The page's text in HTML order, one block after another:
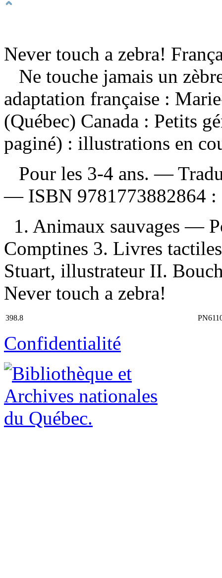
Never touch a zebra!
Ne touche jamais un
adaptation française :
(Québec) Canada : Petits
paginé) : illustrations en
Pour les 3-4 ans. —
— ISBN 9781773882864 :
1. Animaux sauvages —
Comptines 3. Livres
Stuart, illustrateur II.
Never touch a zebra!
398.8
Confidentialité